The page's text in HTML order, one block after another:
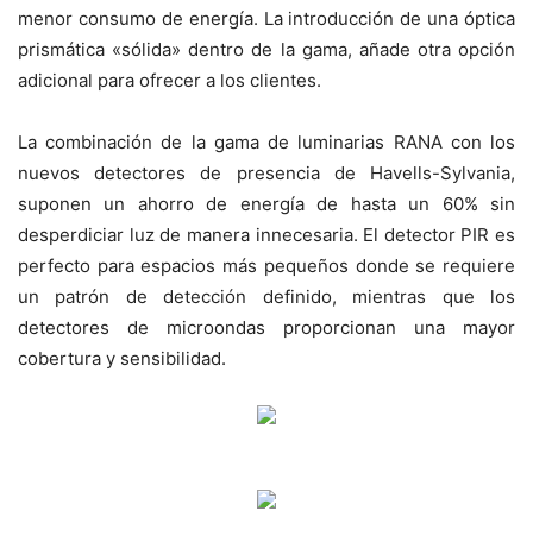
menor consumo de energía. La introducción de una óptica
prismática «sólida» dentro de la gama, añade otra opción
adicional para ofrecer a los clientes.
La combinación de la gama de luminarias RANA con los
nuevos detectores de presencia de Havells-Sylvania,
suponen un ahorro de energía de hasta un 60% sin
desperdiciar luz de manera innecesaria. El detector PIR es
perfecto para espacios más pequeños donde se requiere
un patrón de detección definido, mientras que los
detectores de microondas proporcionan una mayor
cobertura y sensibilidad.